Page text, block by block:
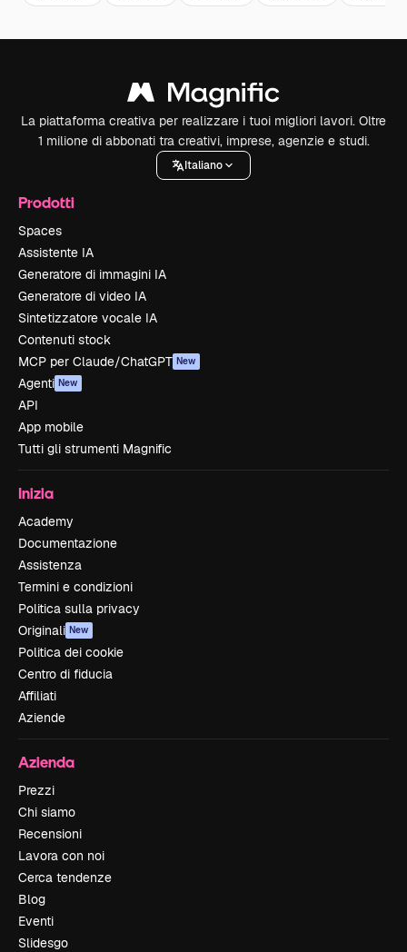
La piattaforma creativa per realizzare i tuoi migliori lavori. Oltre
1 milione di abbonati tra creativi, imprese, agenzie e studi.
Italiano
Prodotti
Spaces
Assistente IA
Generatore di immagini IA
Generatore di video IA
Sintetizzatore vocale IA
Contenuti stock
MCP per Claude/ChatGPT New
Agenti New
API
App mobile
Tutti gli strumenti Magnific
Inizia
Academy
Documentazione
Assistenza
Termini e condizioni
Politica sulla privacy
Originali New
Politica dei cookie
Centro di fiducia
Affiliati
Aziende
Azienda
Prezzi
Chi siamo
Recensioni
Lavora con noi
Cerca tendenze
Blog
Eventi
Slidesgo